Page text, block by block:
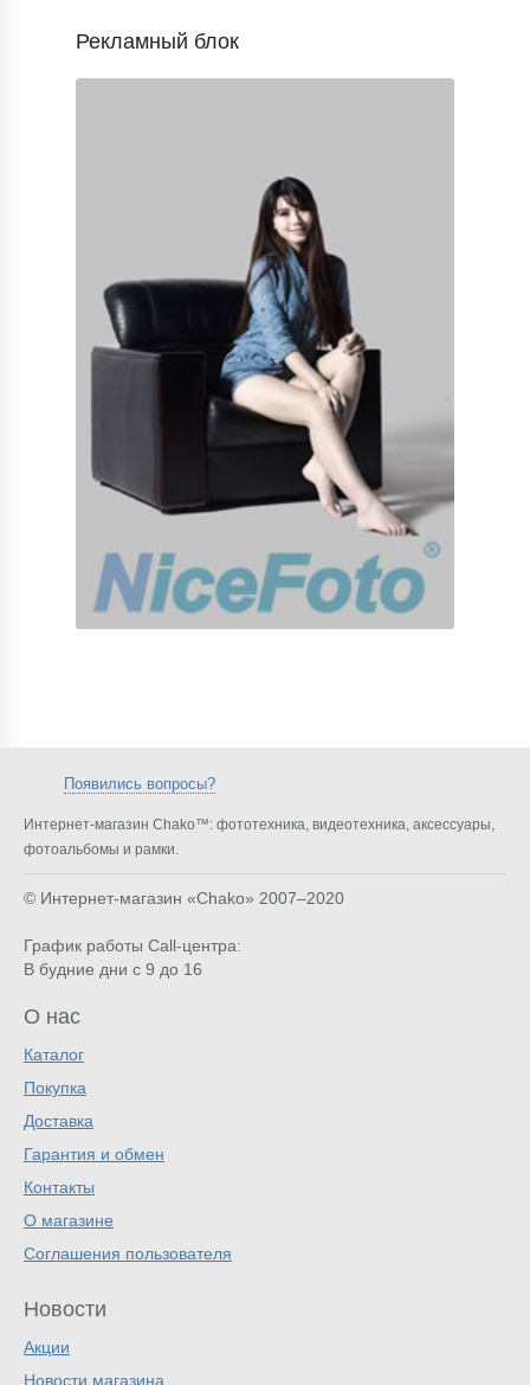
Рекламный блок
Появились вопросы?
Интернет-магазин Chako™: фототехника, видеотехника, аксессуары,
фотоальбомы и рамки.
© Интернет-магазин «Chako» 2007–2020
График работы Call-центра:
В будние дни с 9 до 16
О нас
Каталог
Покупка
Доставка
Гарантия и обмен
Контакты
О магазине
Соглашения пользователя
Новости
Акции
Новости магазина